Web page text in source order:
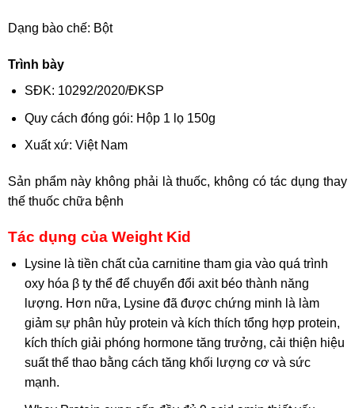
Dạng bào chế: Bột
Trình bày
SĐK: 10292/2020/ĐKSP
Quy cách đóng gói: Hộp 1 lọ 150g
Xuất xứ: Việt Nam
Sản phẩm này không phải là thuốc, không có tác dụng thay
thế thuốc chữa bệnh
Tác dụng của Weight Kid
Lysine là tiền chất của carnitine tham gia vào quá trình
oxy hóa β ty thể để chuyển đổi axit béo thành năng
lượng. Hơn nữa, Lysine đã được chứng minh là làm
giảm sự phân hủy protein và kích thích tổng hợp protein,
kích thích giải phóng hormone tăng trưởng, cải thiện hiệu
suất thể thao bằng cách tăng khối lượng cơ và sức
mạnh.